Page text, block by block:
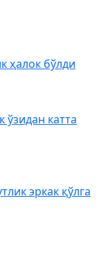
ҳалок бўлди
ўзидан катта
эркак қўлга